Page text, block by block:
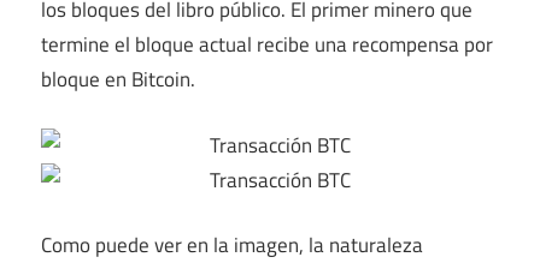
los bloques del libro público. El primer minero que
termine el bloque actual recibe una recompensa por
bloque en Bitcoin.
Como puede ver en la imagen, la naturaleza